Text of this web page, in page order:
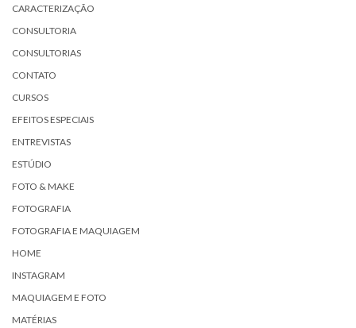
CARACTERIZAÇÃO
CONSULTORIA
CONSULTORIAS
CONTATO
CURSOS
EFEITOS ESPECIAIS
ENTREVISTAS
ESTÚDIO
FOTO & MAKE
FOTOGRAFIA
FOTOGRAFIA E MAQUIAGEM
HOME
INSTAGRAM
MAQUIAGEM E FOTO
MATÉRIAS